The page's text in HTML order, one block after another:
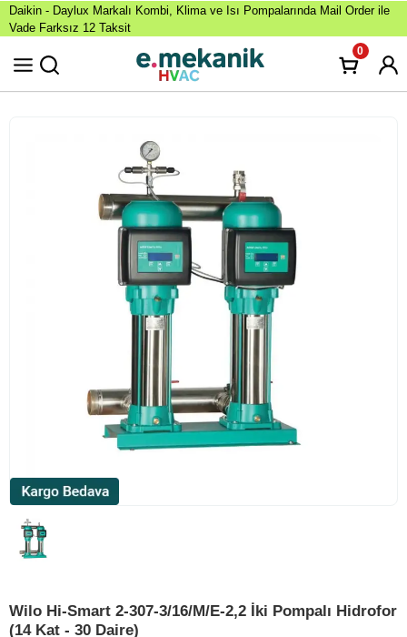
Daikin - Daylux Markalı Kombi, Klima ve Isı Pompalarında Mail Order ile
Vade Farksız 12 Taksit
0
Wilo Hi-Smart 2-307-3/16/M/E-2,2 İki Pompalı Hidrofor
(14 Kat - 30 Daire)